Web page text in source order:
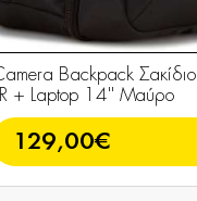
Backpack Σακίδιο
+ Laptop 14'' Μαύρο
129,00€